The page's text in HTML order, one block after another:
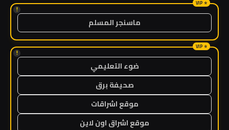
!
ماسنجر المسلم
!
ضوء التعليمي
صحيفة برق
موقع اشراقات
موقع اشراق اون لاين